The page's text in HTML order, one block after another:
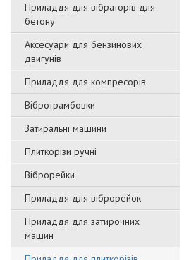
Приладдя для вібраторів для
бетону
Аксесуари для бензинових
двигунів
Приладдя для компресорів
Вібротрамбовки
Затиральні машини
Плиткорізи ручні
Віброрейки
Приладдя для віброрейок
Приладдя для затирочниx
машин